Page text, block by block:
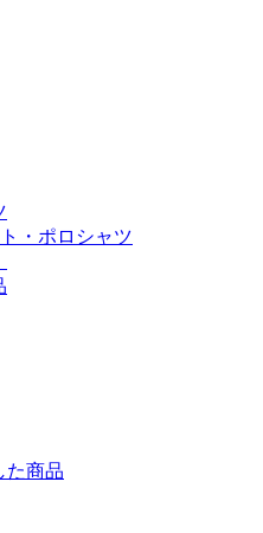
・ポロシャツ
た商品